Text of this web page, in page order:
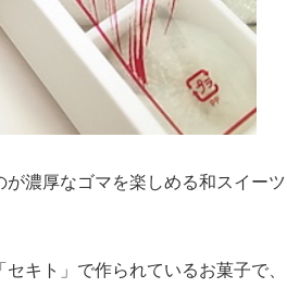
濃厚なゴマを楽しめる和スイーツ
キト」で作られているお菓子で、